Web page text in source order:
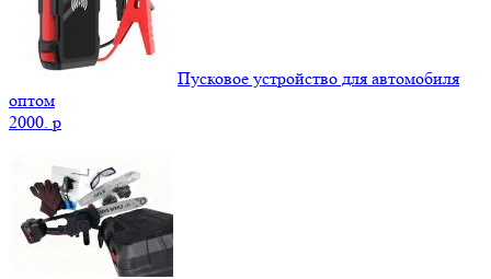
Пусковое устройство для автомобиля
оптом
2000. p